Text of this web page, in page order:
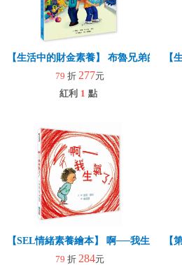
【生活中的財金素養】 布魯兄弟的存款
79 折 277元
紅利 1 點
【
【SEL情緒素養繪本】 啊──我生氣了！
79 折 284元
【